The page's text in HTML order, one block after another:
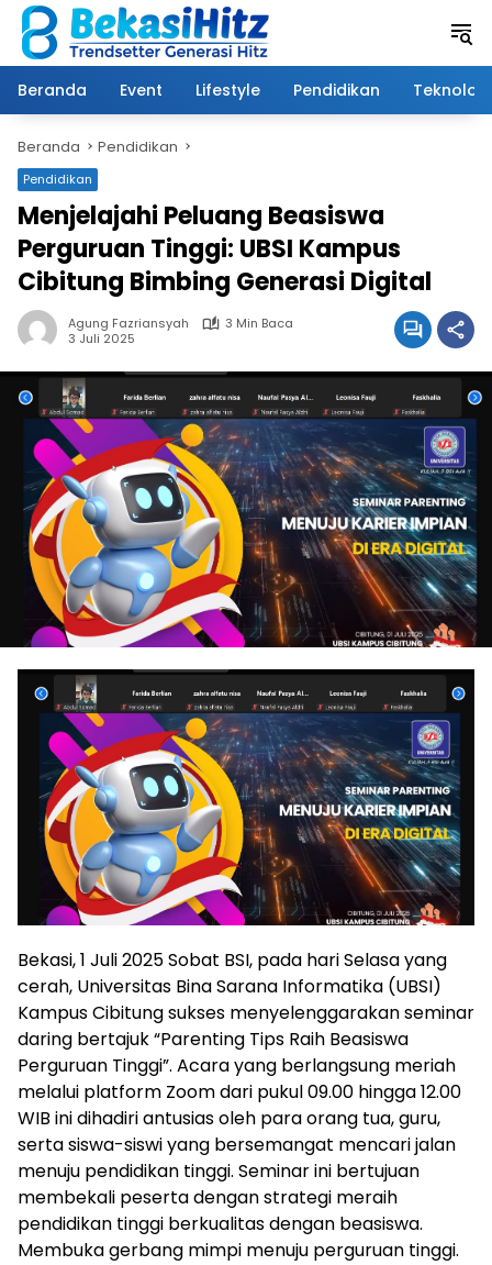
Langsung
konten
Beranda
Event Lifestyle Pendidikan Teknologi
Beranda Pendidikan
Pendidikan
Menjelajahi Peluang Beasiswa
Perguruan Tinggi: UBSI Kampus
Cibitung Bimbing Generasi Digital
Agung Fazriansyah
3 Min Baca
3 Juli 2025
Bekasi, 1 Juli 2025 Sobat BSI, pada hari Selasa yang
cerah, Universitas Bina Sarana Informatika (UBSI)
Kampus Cibitung sukses menyelenggarakan seminar
daring bertajuk “Parenting Tips Raih Beasiswa
Perguruan Tinggi”. Acara yang berlangsung meriah
melalui platform Zoom dari pukul 09.00 hingga 12.00
WIB ini dihadiri antusias oleh para orang tua, guru,
serta siswa-siswi yang bersemangat mencari jalan
menuju pendidikan tinggi. Seminar ini bertujuan
membekali peserta dengan strategi meraih
pendidikan tinggi berkualitas dengan beasiswa.
Membuka gerbang mimpi menuju perguruan tinggi.